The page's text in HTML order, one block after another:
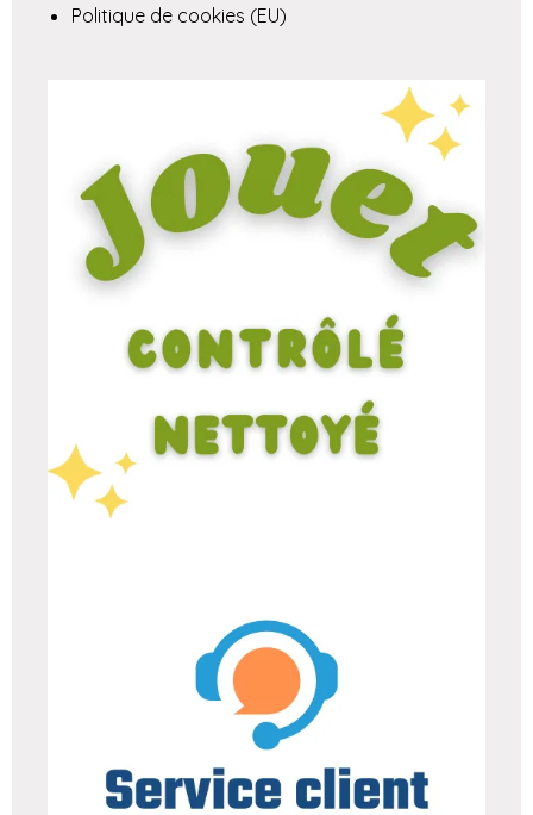
Politique de cookies (EU)